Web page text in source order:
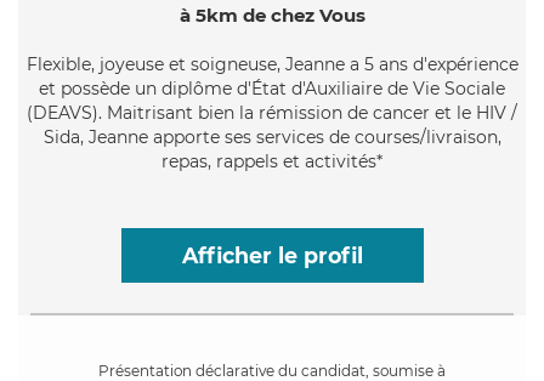
à 5km de chez Vous
Flexible, joyeuse et soigneuse, Jeanne a 5 ans d'expérience
et possède un diplôme d'État d'Auxiliaire de Vie Sociale
(DEAVS). Maitrisant bien la rémission de cancer et le HIV /
Sida, Jeanne apporte ses services de courses/livraison,
repas, rappels et activités*
Afficher le profil
Présentation déclarative du candidat, soumise à